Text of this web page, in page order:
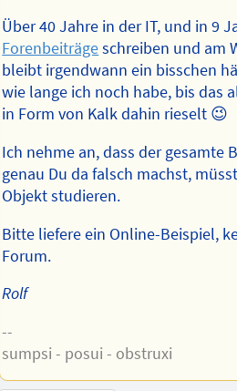
Über 40 Jahre in der IT, und in 9
Forenbeiträgeschreiben und am
bleibt irgendwann ein bisschen
wie lange ich noch habe, bis das
in Form von Kalk dahin rieselt 😉
Ich nehme an, dass der gesamte
genau Du da falsch machst,
Objekt studieren.
Bitte liefere ein Online-Beispiel,
Forum.
Rolf
--
sumpsi - posui - obstruxi